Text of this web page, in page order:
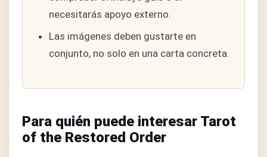
necesitarás apoyo externo.
Las imágenes deben gustarte en
conjunto, no solo en una carta concreta.
Para quién puede interesar Tarot
of the Restored Order